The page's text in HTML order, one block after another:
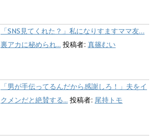
「SNS見てくれた？」私になりすますママ友…
裏アカに秘められ... 投稿者: 真篠むい
「男が手伝ってるんだから感謝しろ！」夫をイ
クメンだと絶賛する... 投稿者: 尾持トモ